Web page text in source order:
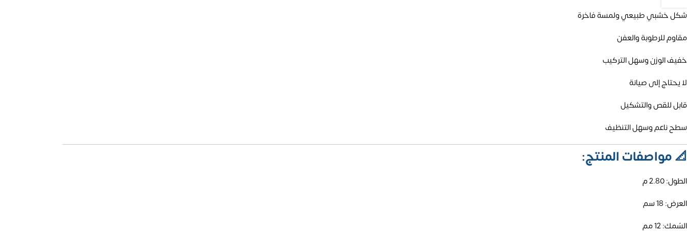
شكل خشبي طبيعي ولمسة فاخرة
مقاوم للرطوبة والعفن
خفيف الوزن وسهل التركيب
لا يحتاج إلى صيانة
قابل للقص والتشكيل
سطح ناعم وسهل التنظيف
📐مواصفات المنتج:
الطول: 2.80 م
العرض: 18 سم
السُمك: 12 مم